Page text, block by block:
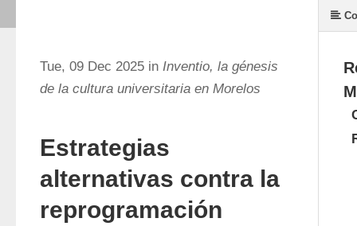
Tue, 09 Dec 2025 in Inventio, la génesis
de la cultura universitaria en Morelos
Estrategias
alternativas contra la
reprogramación